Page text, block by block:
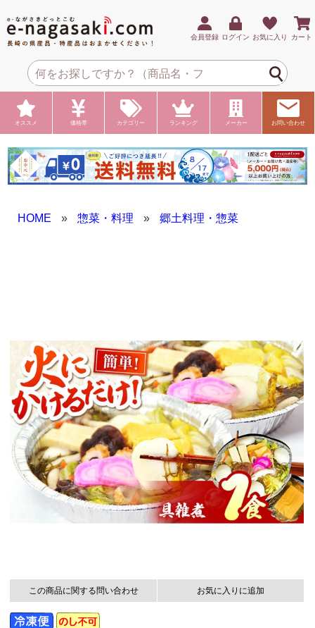
会員登録 ログイン お気に入り カート
オススメ 価格帯 カテゴリー ランキング メーカー お問い合わせ
HOME » 惣菜・料理 » 郷土料理・惣菜
この商品に関する問い合わせ お気に入りに追加